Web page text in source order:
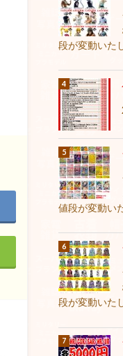
段が変動いた
値段が変動い
段が変動いた